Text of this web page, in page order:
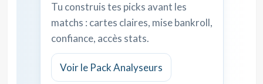
Tu construis tes picks avant les
matchs : cartes claires, mise bankroll,
confiance, accès stats.
Voir le Pack Analyseurs